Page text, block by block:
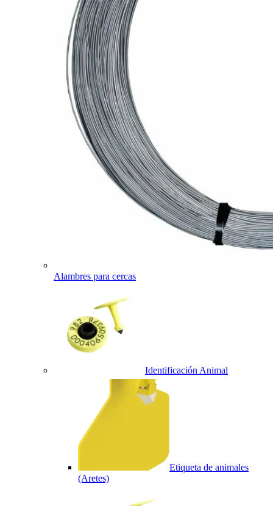
Alambres para cercas
Identificación Animal
Etiqueta de animales
(Aretes)